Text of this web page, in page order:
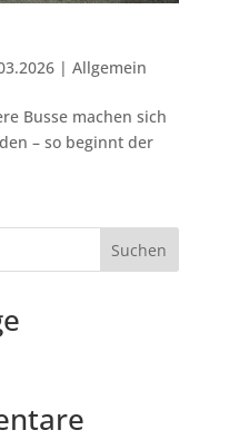
| Allgemein
Busse machen sich
– so beginnt der
Suchen